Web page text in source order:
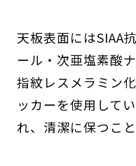
天板表面にはSIAA
ール・次亜塩素酸
指紋レスメラミン
ッカーを使用して
れ、清潔に保つこと